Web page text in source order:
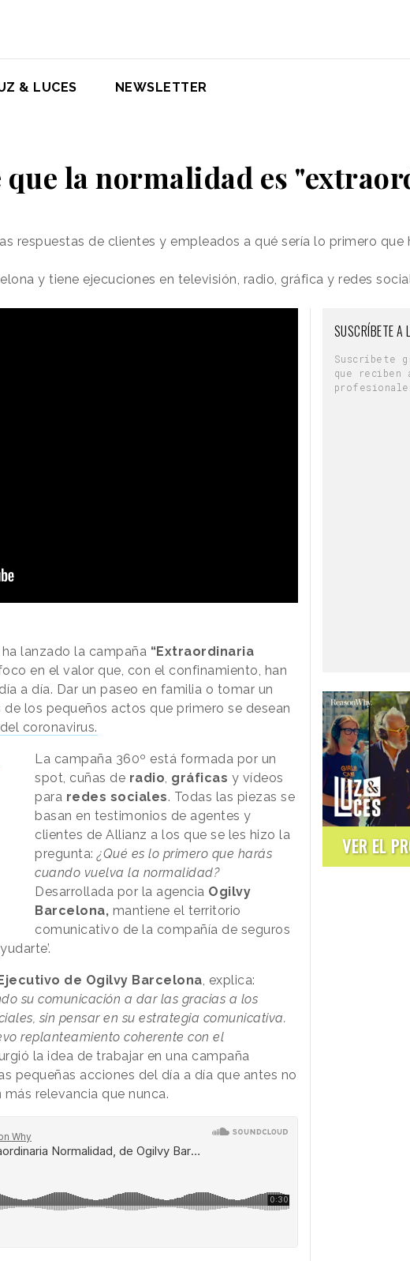
& LUCES NEWSLETTER
la normalidad es
respuestas de clientes y empleados a qué sería lo primero que
y tiene ejecuciones en televisión, radio, gráfica y redes
ha lanzado la campaña “Extraordinaria
en el valor que, con el confinamiento, han
a día. Dar un paseo en familia o tomar un
los pequeños actos que primero se desean
coronavirus.
La campaña 360º está formada por un
spot, cuñas de radio, gráficas y vídeos
para redes sociales. Todas las piezas se
basan en testimonios de agentes y
clientes de Allianz a los que se les hizo la
pregunta:¿Qué es lo primero que harás
cuando vuelva la normalidad?
Desarrollada por la agencia Ogilvy
Barcelona, mantiene el territorio
comunicativo de la compañía de seguros
de Ogilvy Barcelona, explica:
su comunicación a dar las gracias a los
sin pensar en su estrategia comunicativa.
replanteamiento coherente con el
la idea de trabajar en una campaña
pequeñas acciones del día a día que antes no
relevancia que nunca.
SUSCRÍBETE A
Suscríbete
que reciben
VER EL